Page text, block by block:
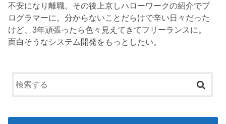
不安になり離職。その後上京しハローワークの紹介でプ
ログラマーに。分からないことだらけで辛い日々だった
けど、3年頑張ったら色々見えてきてフリーランスに。
面白そうなシステム開発をもっとしたい。